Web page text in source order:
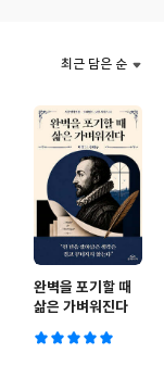
최근 담은 순
완벽을 포기할 때
삶은 가벼워진다